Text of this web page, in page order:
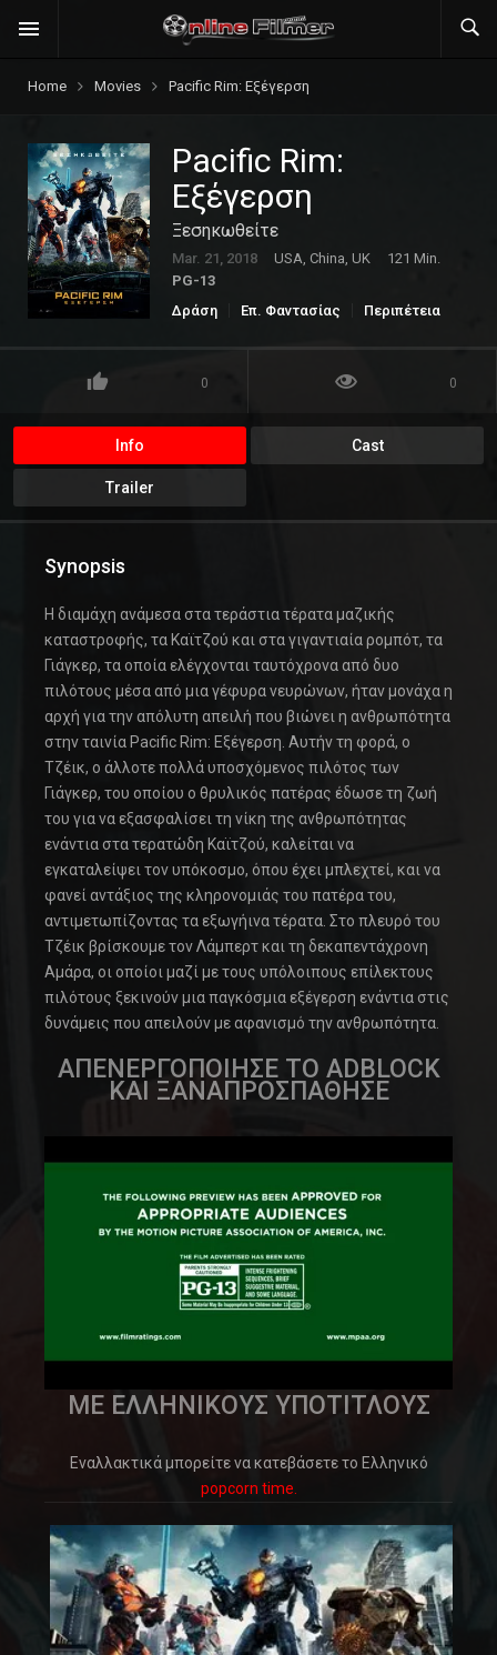
Home Movies Pacific Rim: Εξέγερση
Pacific Rim:
Εξέγερση
Ξεσηκωθείτε
Mar. 21, 2018 USA, China, UK
121 Min.
PG-13
Δράση
Επ. Φαντασίας
Περιπέτεια
0 0
Info Cast
Trailer
Synopsis
Η διαμάχη ανάμεσα στα τεράστια τέρατα μαζικής
καταστροφής, τα Καϊτζού και στα γιγαντιαία ρομπότ, τα
Γιάγκερ, τα οποία ελέγχονται ταυτόχρονα από δυο
πιλότους μέσα από μια γέφυρα νευρώνων, ήταν μονάχα η
αρχή για την απόλυτη απειλή που βιώνει η ανθρωπότητα
στην ταινία Pacific Rim: Εξέγερση. Αυτήν τη φορά, ο
Τζέικ, ο άλλοτε πολλά υποσχόμενος πιλότος των
Γιάγκερ, του οποίου ο θρυλικός πατέρας έδωσε τη ζωή
του για να εξασφαλίσει τη νίκη της ανθρωπότητας
ενάντια στα τερατώδη Καϊτζού, καλείται να
εγκαταλείψει τον υπόκοσμο, όπου έχει μπλεχτεί, και να
φανεί αντάξιος της κληρονομιάς του πατέρα του,
αντιμετωπίζοντας τα εξωγήινα τέρατα. Στο πλευρό του
Τζέικ βρίσκουμε τον Λάμπερτ και τη δεκαπεντάχρονη
Αμάρα, οι οποίοι μαζί με τους υπόλοιπους επίλεκτους
πιλότους ξεκινούν μια παγκόσμια εξέγερση ενάντια στις
δυνάμεις που απειλούν με αφανισμό την ανθρωπότητα.
ΑΠΕΝΕΡΓΟΠΟΙΗΣΕ ΤΟ ADBLOCK
ΚΑΙ ΞΑΝΑΠΡΟΣΠΑΘΗΣΕ
ΜΕ ΕΛΛΗΝΙΚΟΥΣ ΥΠΟΤΙΤΛΟΥΣ
Εναλλακτικά μπορείτε να κατεβάσετε το Ελληνικό
popcorn time.